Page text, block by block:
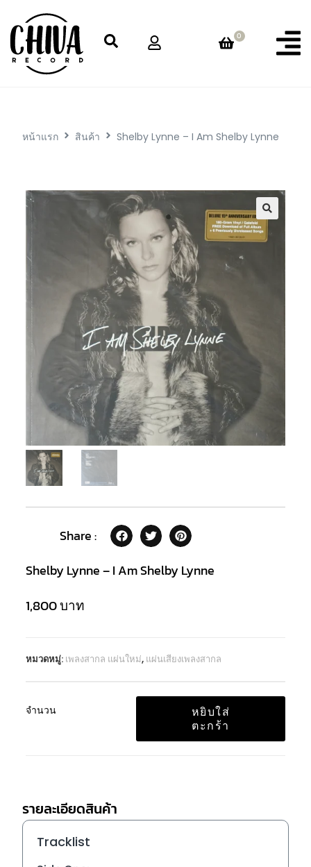
0
หน้าแรก สินค้า Shelby Lynne – I Am Shelby Lynne
Share :
Shelby Lynne – I Am Shelby Lynne
1,800บาท
หมวดหมู่: เพลงสากล แผ่นใหม่, แผ่นเสียงเพลงสากล
จำนวน
หยิบใส่
ตะกร้า
รายละเอียดสินค้า
Tracklist